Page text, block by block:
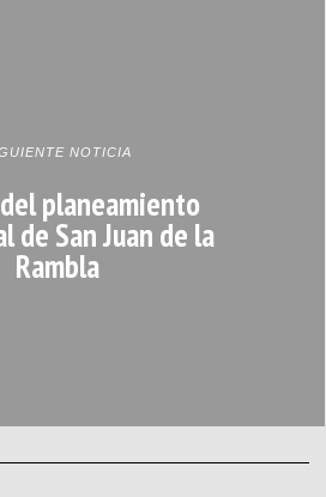
NOTICIA
planeamiento
San Juan de la
Rambla